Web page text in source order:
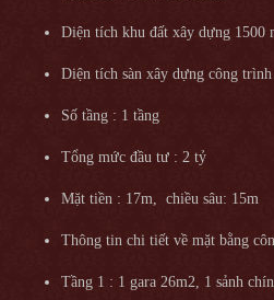
Diện tích khu đất xây dựng 1500
Diện tích sàn xây dựng công
Số tầng : 1 tầng
Tổng mức đầu tư : 2 tỷ
Mặt tiền : 17m, chiều sâu: 15m
Thông tin chi tiết về mặt bằng
Tầng 1 : 1 gara 26m2, 1 sảnh